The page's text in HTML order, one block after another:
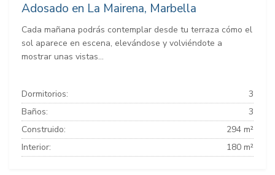
Adosado en La Mairena, Marbella
Cada mañana podrás contemplar desde tu terraza cómo el
sol aparece en escena, elevándose y volviéndote a
mostrar unas vistas...
Dormitorios:
3
Baños:
3
Construido:
294 m²
Interior:
180 m²